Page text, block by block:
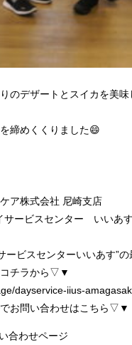
のデザートとスイカを美味
締めくくりました😄
株式会社 尼崎支店
ビスセンター いいあす
ビスセンターいいあす”の
コチラから▽▼
dayservice-iius-
お問い合わせはこちら▽▼
合わせページ